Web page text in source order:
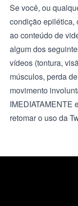
Se você, ou
condição epilética,
ao conteúdo de
algum dos
vídeos (tontura,
músculos, perda
movimento
IMEDIATAMENTE
retomar o uso da